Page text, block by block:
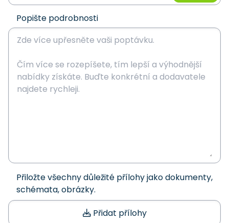
Popište podrobnosti
Přiložte všechny důležité přílohy jako dokumenty,
schémata, obrázky.
Přidat přílohy